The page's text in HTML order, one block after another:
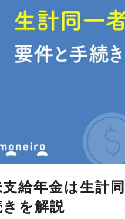
支給年金は生計
きを解説